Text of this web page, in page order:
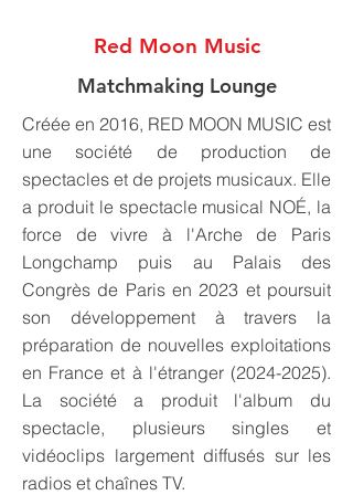
Red Moon Music
Matchmaking Lounge
Créée en 2016, RED MOON MUSIC est
une société de production de
spectacles et de projets musicaux. Elle
a produit le spectacle musical NOÉ, la
force de vivre à l'Arche de Paris
Longchamp puis au Palais des
Congrès de Paris en 2023 et poursuit
son développement à travers la
préparation de nouvelles exploitations
en France et à l'étranger (2024-2025).
La société a produit l'album du
spectacle, plusieurs singles et
vidéoclips largement diffusés sur les
radios et chaînes TV.